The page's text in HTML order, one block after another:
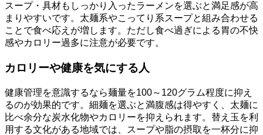
スープ・具材もしっかり入ったラーメンを選ぶと満足感が高
まりやすいです。太麺系やこってり系スープと組み合わせる
ことで食べ応えが増します。ただし食べ過ぎによる胃の不快
感やカロリー過多に注意が必要です。
カロリーや健康を気にする人
健康管理を意識するなら麺量を100～120グラム程度に抑え
るのが効果的です。細麺を選ぶと満腹感は得やすく、太麺に
比べ余分な炭水化物やカロリーを抑えられます。替え玉を利
用する文化がある地域では、スープや脂の摂取を一杯分に抑